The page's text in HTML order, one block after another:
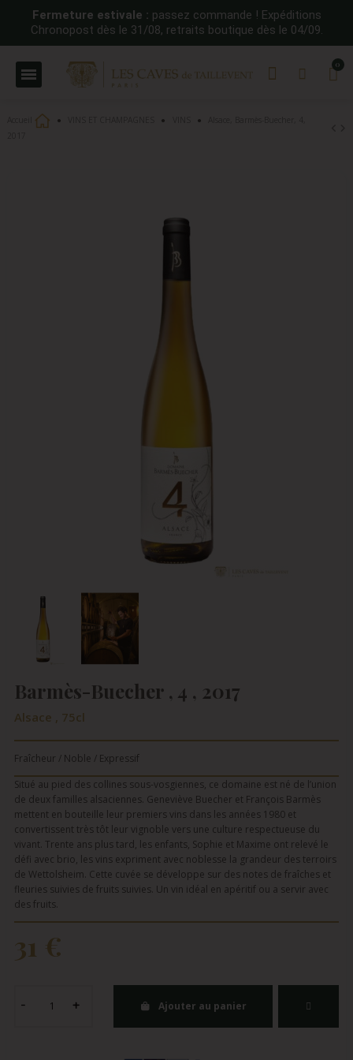
Fermeture estivale : passez commande ! Expéditions
Chronopost dès le 31/08, retraits boutique dès le 04/09.
Barmès-Buecher , 4 , 2017
Alsace , 75cl
Fraîcheur / Noble / Expressif
Situé au pied des collines sous-vosgiennes, ce domaine est né de l’union
de deux familles alsaciennes. Geneviève Buecher et François Barmès
mettent en bouteille leur premiers vins dans les années 1980 et
convertissent très tôt leur vignoble vers une culture respectueuse du
vivant. Trente ans plus tard, les enfants, Sophie et Maxime ont relevé le
défi avec brio, les vins expriment avec noblesse la grandeur des terroirs
de Wettolsheim. Cette cuvée se développe sur des notes de fraîches et
fleuries suivies de fruits suivies. Un vin idéal en apéritif ou a servir avec
des fruits.
31 €
Ajouter au panier